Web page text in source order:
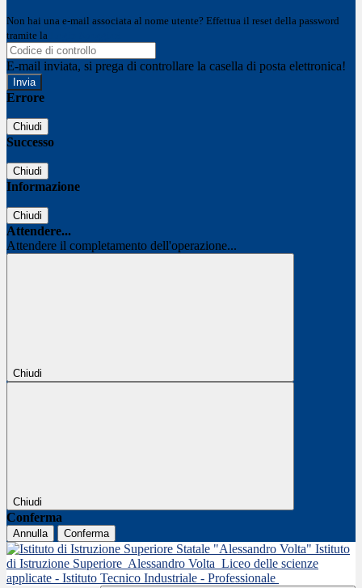
Non hai una e-mail associata al nome utente? Effettua il reset della password
tramite la
E-mail inviata, si prega di controllare la casella di posta elettronica!
Errore
Chiudi
Successo
Chiudi
Informazione
Chiudi
Attendere...
Attendere il completamento dell'operazione...
Chiudi
Chiudi
Conferma
Annulla Conferma
Istituto
di Istruzione Superiore Alessandro Volta Liceo delle scienze
applicate - Istituto Tecnico Industriale - Professionale